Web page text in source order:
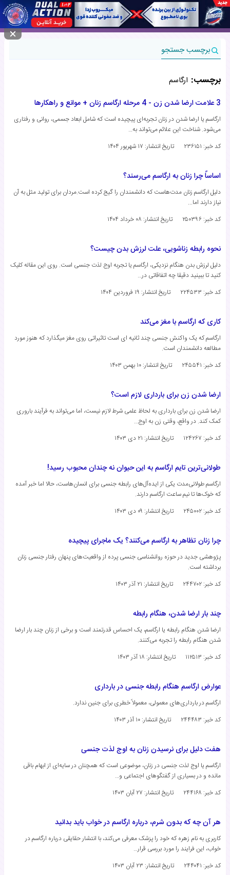
منوی سایت
برچسب جستجو
برچسب: ارگاسم
3 علامت ارضا شدن زن - 4 مرحله ارگاسم زنان + موانع و راهکارها
ارگاسم یا ارضا شدن در زنان تجربه‌ای پیچیده است که شامل ابعاد جسمی، روانی و رفتاری
می‌شود. شناخت این علائم می‌تواند به…
کد خبر: ۲۳۶۱۵۱
تاریخ انتشار: ۱۷ شهریور ۱۴۰۴
اساساً چرا زنان به ارگاسم می‌رسند؟
دلیل ارگاسم زنان مدت‌هاست که دانشمندان را گیج کرده است.مردان برای تولید مثل به آن
نیاز دارند اما...
کد خبر: ۲۵۰۳۹۶
تاریخ انتشار: ۰۸ خرداد ۱۴۰۴
نحوه رابطه زناشویی، علت لرزش بدن چیست؟
دلیل لرزش بدن هنگام نزدیکی، ارگاسم یا تجربه اوج لذت جنسی است. روی این مقاله کلیک
کنید تا ببینید دقیقا چه اتفاقاتی در…
کد خبر: ۲۲۴۵۳۳
تاریخ انتشار: ۱۹ فروردین ۱۴۰۴
کاری که ارگاسم با مغز می‌کند
ارگاسم که یک واکنش جنسی چند ثانیه ای است تاثیراتی روی مغز میگذارد که هنوز مورد
مطالعه دانشمندان است.
کد خبر: ۲۴۵۵۴۱
تاریخ انتشار: ۱۰ بهمن ۱۴۰۳
ارضا شدن زن برای بارداری لازم است؟
ارضا شدن زن برای بارداری به لحاظ علمی شرط لازم نیست، اما می‌تواند به فرآیند باروری
کمک کند. در واقع، وقتی زن به اوج…
کد خبر: ۱۲۴۲۶۷
تاریخ انتشار: ۲۱ دی ۱۴۰۳
طولانی‌ترین تایم ارگاسم به این حیوان نه چندان محبوب رسید!
ارگاسم طولانی‌مدت یکی از ایده‌آل‌های رابطه جنسی برای انسان‌هاست، حالا اما خبر آمده
که خوک‌ها تا نیم ساعت ارگاسم دارند.
کد خبر: ۲۴۵۰۰۲
تاریخ انتشار: ۰۹ دی ۱۴۰۳
چرا زنان تظاهر به ارگاسم می‌کنند؟ یک ماجرای پیچیده
پژوهشی جدید در حوزه روانشناسی جنسی پرده از واقعیت‌های پنهان رفتار جنسی زنان
برداشته است.
کد خبر: ۲۴۴۷۰۲
تاریخ انتشار: ۲۱ آذر ۱۴۰۳
چند بار ارضا شدن، هنگام رابطه
ارضا شدن هنگام رابطه یا ارگاسم، یک احساس قدرتمند است و برخی از زنان چند بار ارضا
شدن هنگام رابطه را تجربه می‌کنند.
کد خبر: ۱۱۲۵۱۳
تاریخ انتشار: ۱۸ آذر ۱۴۰۳
عوارض ارگاسم هنگام رابطه جنسی در بارداری
ارگاسم در بارداری‌های معمولی، معمولاً خطری برای جنین ندارد.
کد خبر: ۲۴۴۴۸۳
تاریخ انتشار: ۱۰ آذر ۱۴۰۳
هفت دلیل برای نرسیدن زنان به اوج لذت جنسی
ارگاسم یا اوج لذت جنسی در زنان، موضوعی است که همچنان در سایه‌ای از ابهام باقی
مانده و در بسیاری از گفتگوهای اجتماعی و…
کد خبر: ۲۴۴۱۶۸
تاریخ انتشار: ۲۷ آبان ۱۴۰۳
هر آن چه که بدون شرم، درباره ارگاسم در خواب باید بدانید
کاربری به نام زهره که خود را پزشک معرفی می‌کند، با انتشار حقایقی درباره ارگاسم در
خواب، این فرایند را مورد بررسی قرار…
کد خبر: ۲۴۴۰۴۱
تاریخ انتشار: ۲۳ آبان ۱۴۰۳